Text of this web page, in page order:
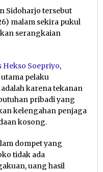
Sidoharjo tersebut
malam sekira pukul
serangkaian
Hekso Soepriyo,
pelaku
karena tekanan
pribadi yang
kelengahan penjaga
kosong.
dompet yang
tidak ada
uang hasil